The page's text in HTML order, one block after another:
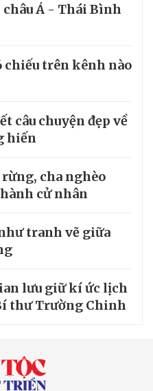
châu Á - Thái Bình
chiếu trên kênh nào
câu chuyện đẹp về
hiến
cha nghèo
cử nhân
tranh vẽ giữa
lưu giữ kí ức lịch
thư Trường Chinh